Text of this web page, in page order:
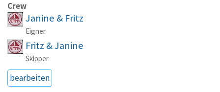
Crew
Janine & Fritz
Eigner
Fritz & Janine
Skipper
bearbeiten